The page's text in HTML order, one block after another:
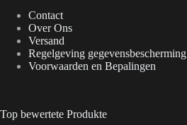
Contact
Over Ons
Versand
Regelgeving gegevensbescherming
Voorwaarden en Bepalingen
Top bewertete Produkte